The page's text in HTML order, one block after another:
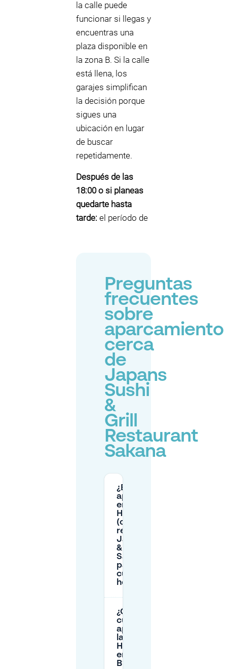
la calle puede
funcionar si llegas y
encuentras una
plaza disponible en
la zona B. Si la calle
está llena, los
garajes simplifican
la decisión porque
sigues una
ubicación en lugar
de buscar
repetidamente.
Después de las
18:00 o si planeas
quedarte hasta
tarde: el período de
Preguntas
frecuentes
sobre
aparcamiento
cerca
de
Japans
Sushi
&
Grill
Restaurant
Sakana
¿El
aparcamiento
en la calle en
Havensingel
(cerca del
restaurante
Japans Sushi
& Grill
Sakana) es de
pago, y
cuáles son las
horas?
¿Cuánto
cuesta
aparcar en
la calle en
Havensingel
en la zona
B?